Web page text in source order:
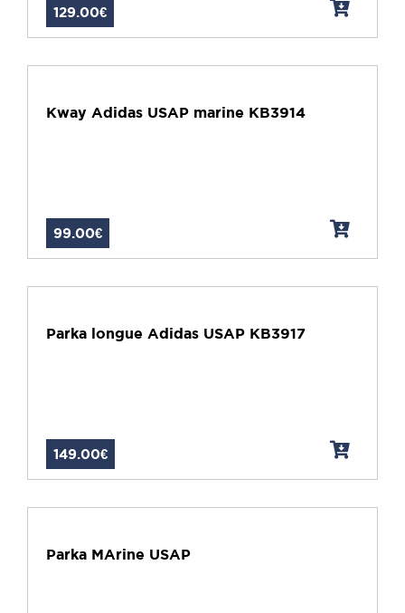
129.00€
Kway Adidas USAP marine KB3914
99.00€
Parka longue Adidas USAP KB3917
149.00€
Parka MArine USAP